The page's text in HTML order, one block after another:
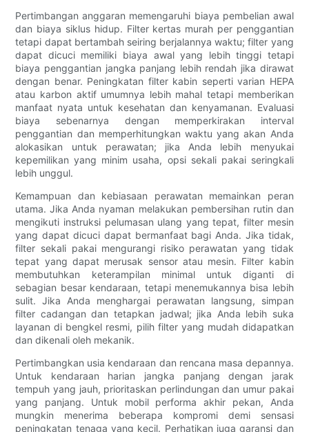
Pertimbangan anggaran memengaruhi biaya pembelian awal
dan biaya siklus hidup. Filter kertas murah per penggantian
tetapi dapat bertambah seiring berjalannya waktu; filter yang
dapat dicuci memiliki biaya awal yang lebih tinggi tetapi
biaya penggantian jangka panjang lebih rendah jika dirawat
dengan benar. Peningkatan filter kabin seperti varian HEPA
atau karbon aktif umumnya lebih mahal tetapi memberikan
manfaat nyata untuk kesehatan dan kenyamanan. Evaluasi
biaya sebenarnya dengan memperkirakan interval
penggantian dan memperhitungkan waktu yang akan Anda
alokasikan untuk perawatan; jika Anda lebih menyukai
kepemilikan yang minim usaha, opsi sekali pakai seringkali
lebih unggul.
Kemampuan dan kebiasaan perawatan memainkan peran
utama. Jika Anda nyaman melakukan pembersihan rutin dan
mengikuti instruksi pelumasan ulang yang tepat, filter mesin
yang dapat dicuci dapat bermanfaat bagi Anda. Jika tidak,
filter sekali pakai mengurangi risiko perawatan yang tidak
tepat yang dapat merusak sensor atau mesin. Filter kabin
membutuhkan keterampilan minimal untuk diganti di
sebagian besar kendaraan, tetapi menemukannya bisa lebih
sulit. Jika Anda menghargai perawatan langsung, simpan
filter cadangan dan tetapkan jadwal; jika Anda lebih suka
layanan di bengkel resmi, pilih filter yang mudah didapatkan
dan dikenali oleh mekanik.
Pertimbangkan usia kendaraan dan rencana masa depannya.
Untuk kendaraan harian jangka panjang dengan jarak
tempuh yang jauh, prioritaskan perlindungan dan umur pakai
yang panjang. Untuk mobil performa akhir pekan, Anda
mungkin menerima beberapa kompromi demi sensasi
peningkatan tenaga yang kecil. Perhatikan juga garansi dan